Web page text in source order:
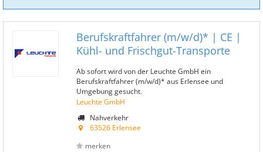
Berufskraftfahrer (m/w/d)* | CE |
Kühl- und Frischgut-Transporte
Ab sofort wird von der Leuchte GmbH ein
Berufskraftfahrer (m/w/d)* aus Erlensee und
Umgebung gesucht.
Leuchte GmbH
Nahverkehr
63526 Erlensee
merken